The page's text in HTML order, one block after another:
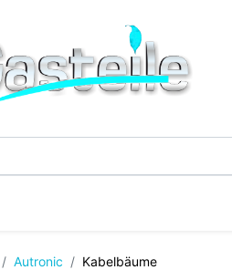
Autronic Kabelbäume